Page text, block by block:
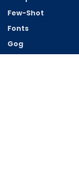
Few-Shot
Fonts
Gog